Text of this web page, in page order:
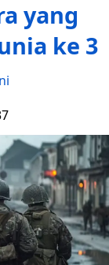
yang
ke 3